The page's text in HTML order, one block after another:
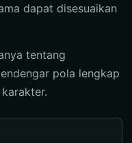
dapat disesuaikan
tentang
pola lengkap